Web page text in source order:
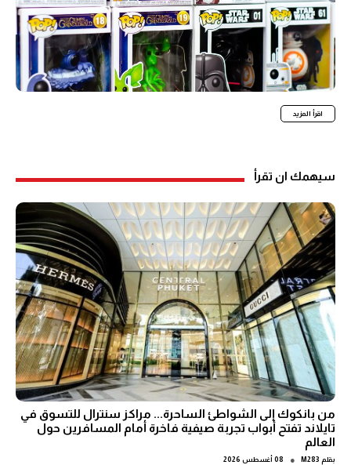
اقرأ المزيد
سيهمك ان تقرأ
من بانكوك إلى الشواطئ الساحرة... مراكز سنترال للتسوق في
تايلاند تفتح أبواب تجربة صيفية فاخرة أمام المسافرين حول
العالم
بقلم M283
● 08 أغسطس 2026